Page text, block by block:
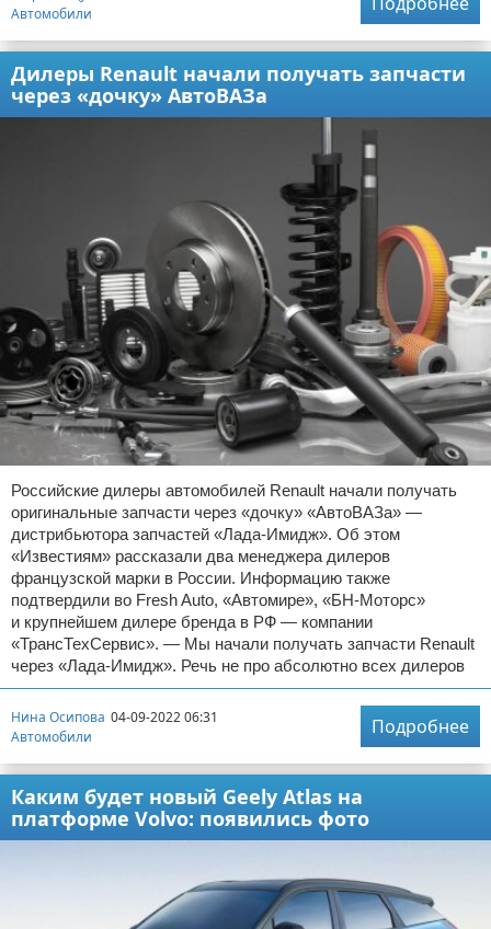
Автомобили
Дилеры Renault начали получать запчасти
через «дочку» АвтоВАЗа
Российские дилеры автомобилей Renault начали получать
оригинальные запчасти через «дочку» «АвтоВАЗа» —
дистрибьютора запчастей «Лада-Имидж». Об этом
«Известиям» рассказали два менеджера дилеров
французской марки в России. Информацию также
подтвердили во Fresh Auto, «Автомире», «БН-Моторс»
и крупнейшем дилере бренда в РФ — компании
«ТрансТехСервис». — Мы начали получать запчасти Renault
через «Лада-Имидж». Речь не про абсолютно всех дилеров
Нина Осипова 04-09-2022 06:31
Автомобили
Подробнее
Каким будет новый Geely Atlas на
платформе Volvo: появились фото